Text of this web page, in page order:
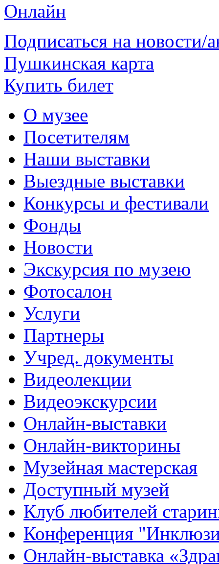
Онлайн
Подписаться на новости/
Пушкинская карта
Купить билет
О музее
Посетителям
Наши выставки
Выездные выставки
Конкурсы и фестивали
Фонды
Новости
Экскурсия по музею
Фотосалон
Услуги
Партнеры
Учред. документы
Видеолекции
Видеоэкскурсии
Онлайн-выставки
Онлайн-викторины
Музейная мастерская
Доступный музей
Клуб любителей
Конференция
Онлайн-выставка